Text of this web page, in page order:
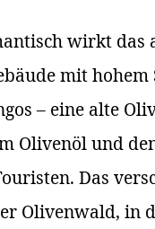
wirkt das
mit
– eine alte
Olivenöl und
Das
Olivenwald, in